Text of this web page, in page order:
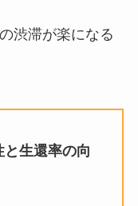
渋滞が楽になる
と生還率の向